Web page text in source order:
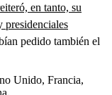
en tanto, su
presidenciales
pedido también el
Unido, Francia,